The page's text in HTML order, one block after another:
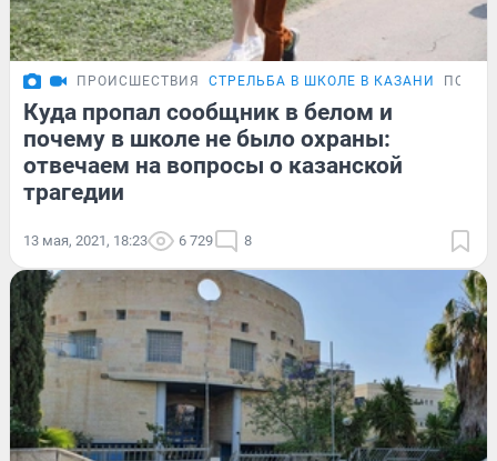
ПРОИСШЕСТВИЯ СТРЕЛЬБА В ШКОЛЕ В КАЗАНИ
Куда пропал сообщник в белом и
почему в школе не было охраны:
отвечаем на вопросы о казанской
трагедии
13 мая, 2021, 18:23 6 729 8